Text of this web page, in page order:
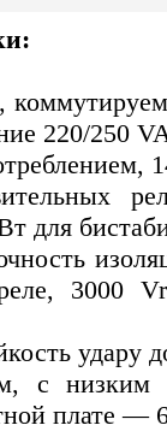
220/250
для
3000
удару
с
плате —